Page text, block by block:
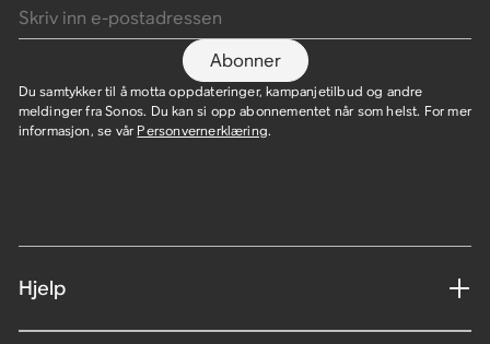
Abonner
Du samtykker til å motta oppdateringer, kampanjetilbud og andre
meldinger fra Sonos. Du kan si opp abonnementet når som helst. For mer
informasjon, se vår Personvernerklæring.
Hjelp